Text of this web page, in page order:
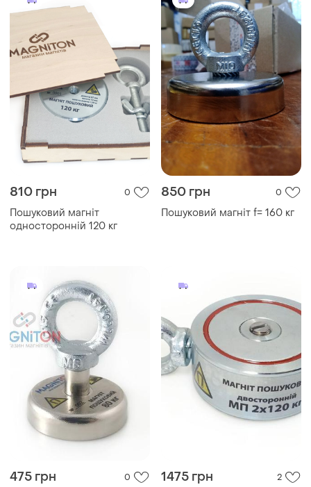
810 грн 0
Пошуковий магніт
односторонній 120 кг
850 грн 0
Пошуковий магніт f= 160 кг
475 грн 0 1475 грн 2